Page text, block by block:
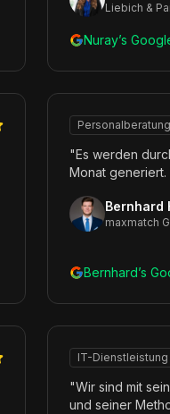
Liebich &
Nuray’s
Personalberatung
"Es werden
Monat
Bernhard
maxmatch
Bernhard’s
IT-Dienstleistung
"Wir sind mit
und seiner